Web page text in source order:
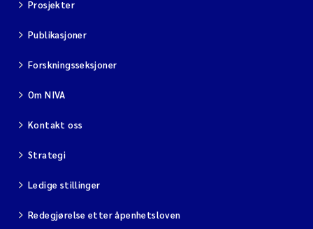
Prosjekter
Publikasjoner
Forskningsseksjoner
Om NIVA
Kontakt oss
Strategi
Ledige stillinger
Redegjørelse etter åpenhetsloven